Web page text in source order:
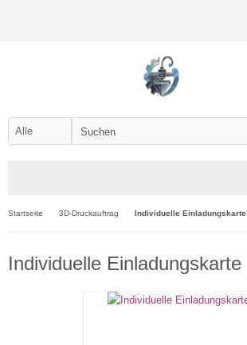
Startseite 3D-Druckauftrag Individuelle Einladungskarte
Individuelle Einladungskarte